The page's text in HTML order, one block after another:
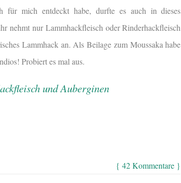
für mich entdeckt habe, durfte es auch in dieses
nehmt nur Lammhackfleisch oder Rinderhackfleisch
Lammhack an. Als Beilage zum Moussaka habe
Probiert es mal aus.
{ 42 Kommentare }